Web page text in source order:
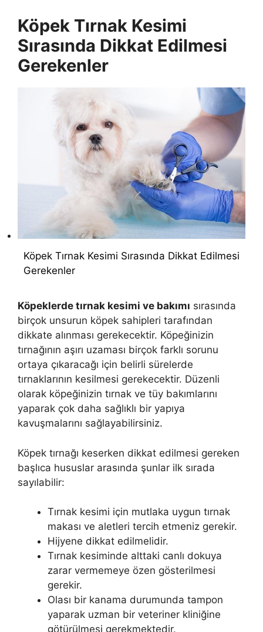
Köpek Tırnak Kesimi
Sırasında Dikkat Edilmesi
Gerekenler
Köpek Tırnak Kesimi Sırasında Dikkat Edilmesi
Gerekenler
Köpeklerde tırnak kesimi ve bakımı sırasında
birçok unsurun köpek sahipleri tarafından
dikkate alınması gerekecektir. Köpeğinizin
tırnağının aşırı uzaması birçok farklı sorunu
ortaya çıkaracağı için belirli sürelerde
tırnaklarının kesilmesi gerekecektir. Düzenli
olarak köpeğinizin tırnak ve tüy bakımlarını
yaparak çok daha sağlıklı bir yapıya
kavuşmalarını sağlayabilirsiniz.
Köpek tırnağı keserken dikkat edilmesi gereken
başlıca hususlar arasında şunlar ilk sırada
sayılabilir:
Tırnak kesimi için mutlaka uygun tırnak
makası ve aletleri tercih etmeniz gerekir.
Hijyene dikkat edilmelidir.
Tırnak kesiminde alttaki canlı dokuya
zarar vermemeye özen gösterilmesi
gerekir.
Olası bir kanama durumunda tampon
yaparak uzman bir veteriner kliniğine
götürülmesi gerekmektedir.